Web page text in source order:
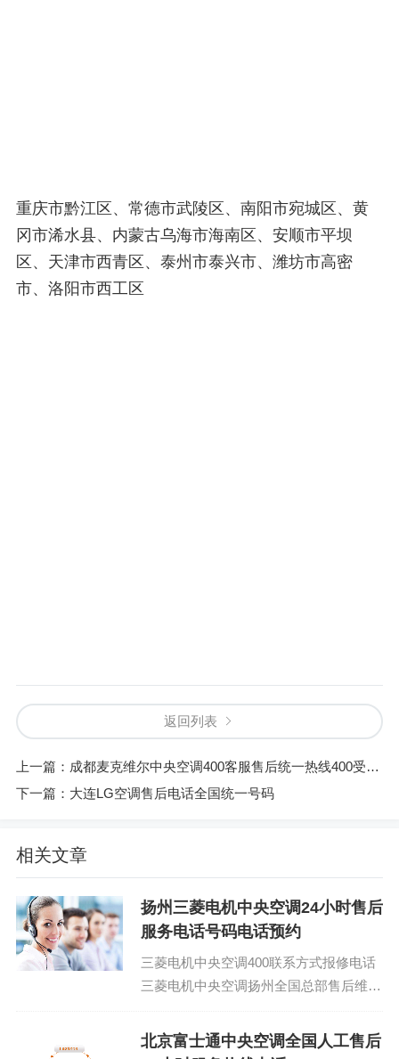
重庆市黔江区、常德市武陵区、南阳市宛城区、黄
冈市浠水县、内蒙古乌海市海南区、安顺市平坝
区、天津市西青区、泰州市泰兴市、潍坊市高密
市、洛阳市西工区
返回列表
上一篇： 成都麦克维尔中央空调400客服售后统一热线400受理客服中心
下一篇： 大连LG空调售后电话全国统一号码
相关文章
扬州三菱电机中央空调24小时售后
服务电话号码电话预约
三菱电机中央空调400联系方式报修电话
三菱电机中央空调扬州全国总部售后维护
18...
北京富士通中央空调全国人工售后